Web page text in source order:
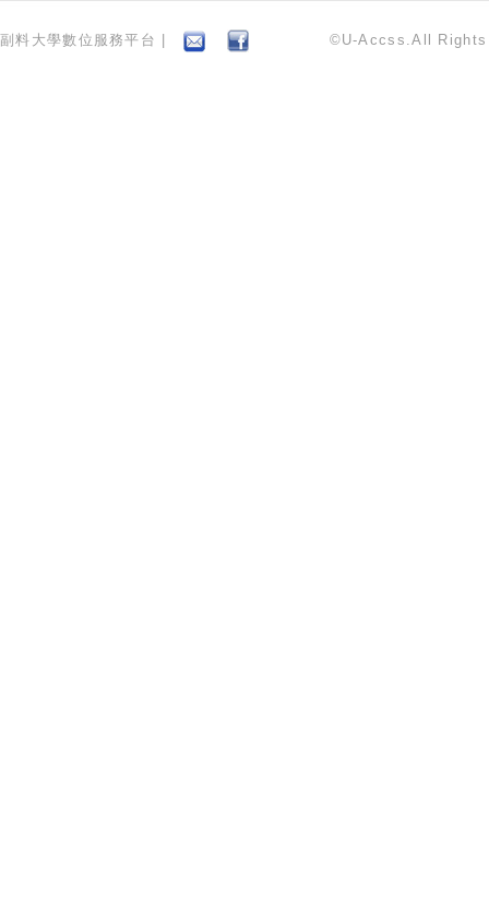
副料大學數位服務平台 | ©U-Accss.All Rights